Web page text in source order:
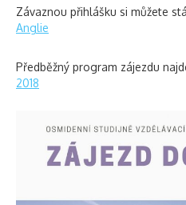
Závaznou přihlášku si můžete
Anglie
Předběžný program zájezdu
2018